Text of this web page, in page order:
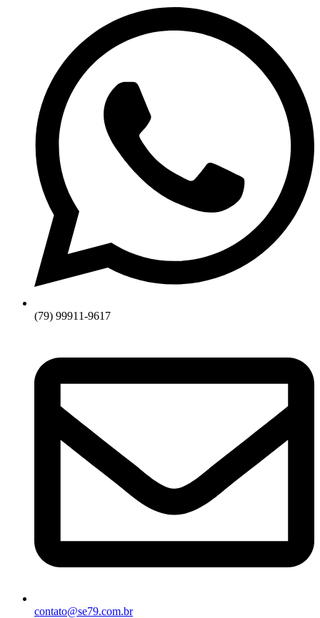
(79) 99911-9617
contato@se79.com.br